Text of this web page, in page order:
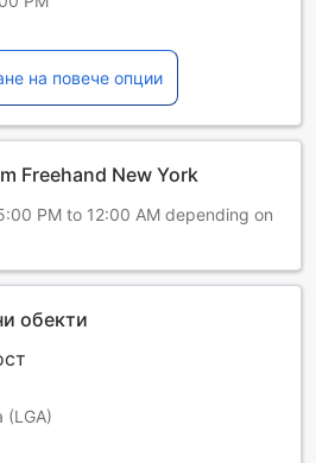
на повече опции
Freehand New York
PM to 12:00 AM depending on
обекти
(LGA)